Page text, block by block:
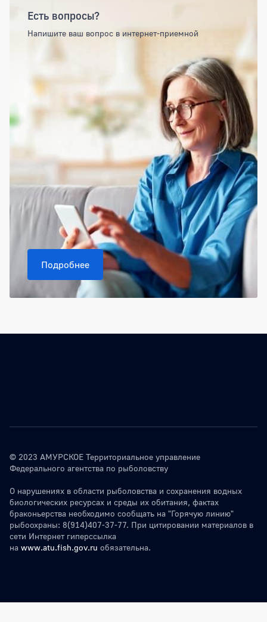
Есть вопросы?
Напишите ваш вопрос в интернет-приемной
Подробнее
© 2023 АМУРСКОЕ Территориальное управление
Федерального агентства по рыболовству
О нарушениях в области рыболовства и сохранения водных
биологических ресурсах и среды их обитания, фактах
браконьерства необходимо сообщать на "Горячую линию"
рыбоохраны: 8(914)407-37-77. При цитировании материалов в
сети Интернет гиперссылка
на www.atu.fish.gov.ru обязательна.